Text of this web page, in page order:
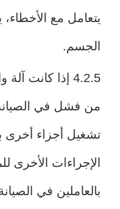
يتعامل مع
الجسم.
4.2.5 إذا كانت
من فشل في
تشغيل أجزاء أخرى
الإجراءات الأخرى
بالعاملين في